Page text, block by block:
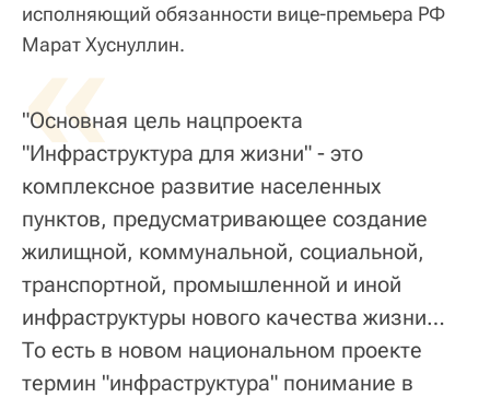
исполняющий обязанности вице-премьера РФ
Марат Хуснуллин.
«
"Основная цель нацпроекта
"Инфраструктура для жизни" - это
комплексное развитие населенных
пунктов, предусматривающее создание
жилищной, коммунальной, социальной,
транспортной, промышленной и иной
инфраструктуры нового качества жизни…
То есть в новом национальном проекте
термин "инфраструктура" понимание в